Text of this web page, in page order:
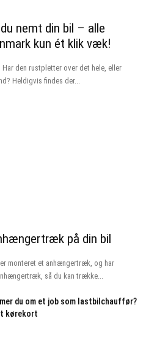
nemt din bil – alle
kun ét klik væk!
den rustpletter over det hele, eller
Heldigvis findes der...
på din bil
monteret et anhængertræk, og har
så du kan trække...
du om et job som lastbilchauffør?
kørekort